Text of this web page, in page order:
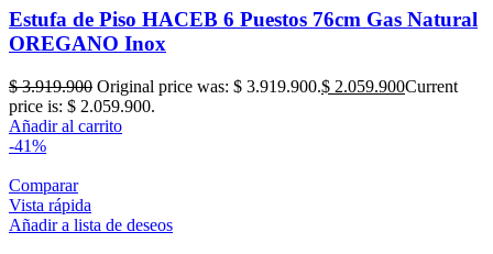
Estufa de Piso HACEB 6 Puestos 76cm Gas Natural
OREGANO Inox
$3.919.900 Original price was: $ 3.919.900.$ 2.059.900Current
price is: $ 2.059.900.
Añadir al carrito
-41%
Comparar
Vista rápida
Añadir a lista de deseos